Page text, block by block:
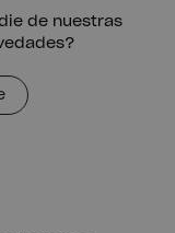
de nuestras